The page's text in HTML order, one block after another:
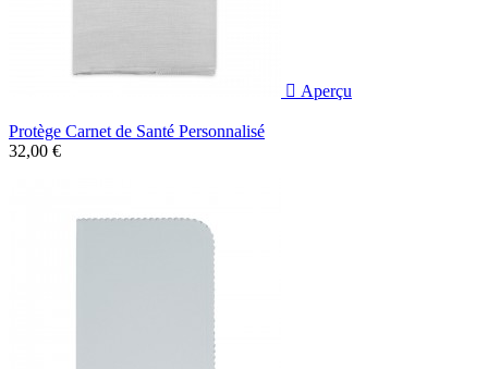
 Aperçu
Protège Carnet de Santé Personnalisé
32,00 €